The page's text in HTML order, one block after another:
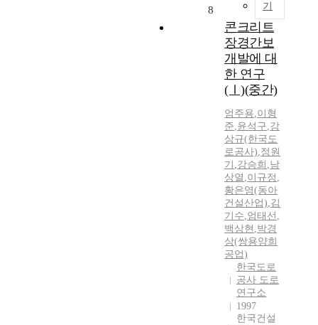
기
8
콘크리트
장경간보
개발에 대
한 연구
(Ⅰ)(중간)
엄주용,이형
준,윤석구,강
상규(한국도
로공사),정원
기 ,강승희 ,남
상열 ,이규정 ,
황은영(동아
건설산업),김
기수,엄태선 ,
백상현 ,박경
상(쌍용양희
공업)
한국도로
공사 도로
연구소
1997
한국건설